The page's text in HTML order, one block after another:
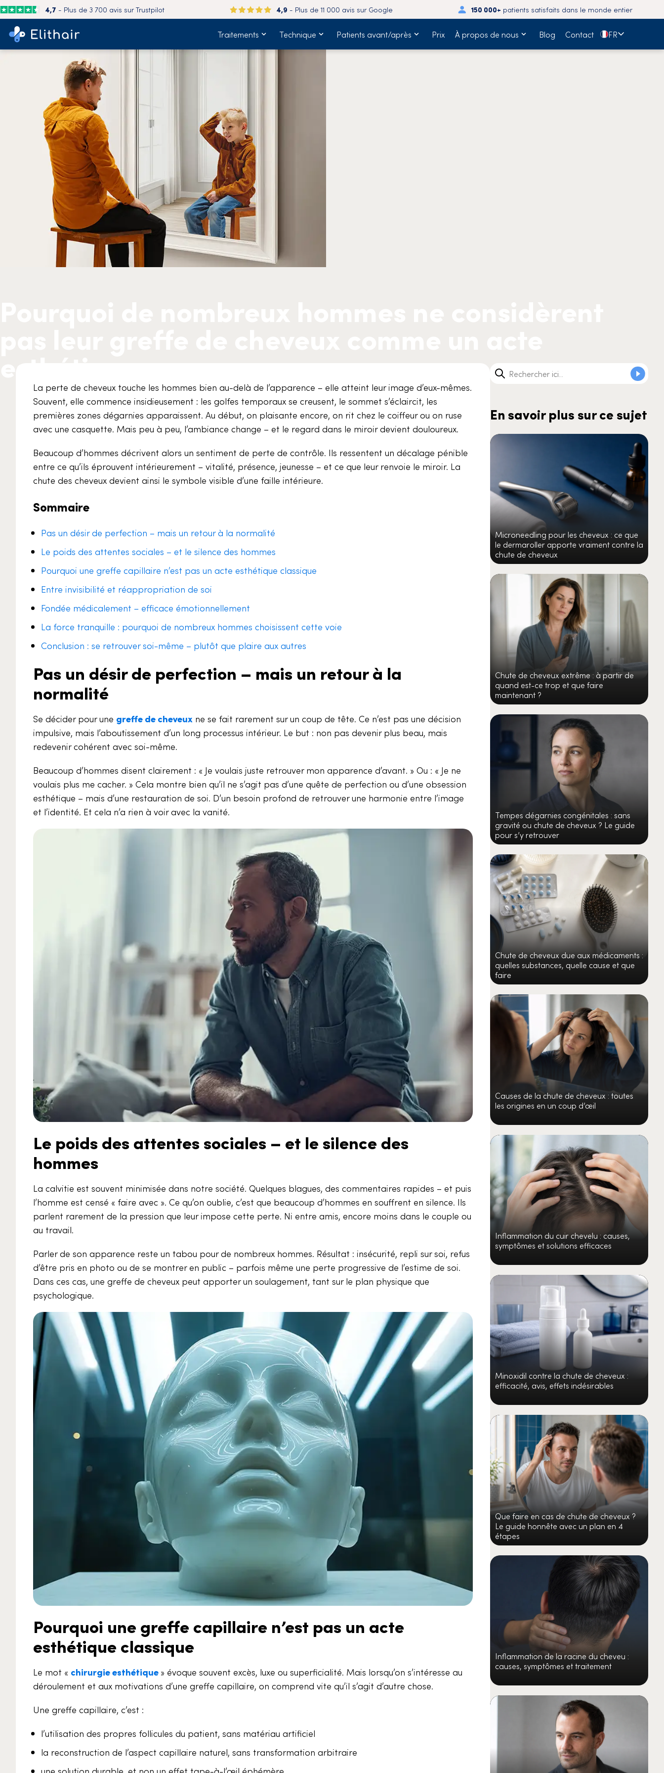
4,7 - Plus de 3 700 avis sur Trustpilot 4,9 - Plus de 11 000 avis sur Google 150 000+ patients satisfaits dans le monde entier
Traitements Technique Patients avant/après Prix À propos de nous Blog Contact 🇫🇷FR
La perte de cheveux touche les hommes bien au-delà de l’apparence – elle atteint leur image d’eux-mêmes.
Souvent, elle commence insidieusement : les golfes temporaux se creusent, le sommet s’éclaircit, les
premières zones dégarnies apparaissent. Au début, on plaisante encore, on rit chez le coiffeur ou on ruse
avec une casquette. Mais peu à peu, l’ambiance change – et le regard dans le miroir devient douloureux.
Beaucoup d’hommes décrivent alors un sentiment de perte de contrôle. Ils ressentent un décalage pénible
entre ce qu’ils éprouvent intérieurement – vitalité, présence, jeunesse – et ce que leur renvoie le miroir. La
chute des cheveux devient ainsi le symbole visible d’une faille intérieure.
Sommaire
Pas un désir de perfection – mais un retour à la normalité
Le poids des attentes sociales – et le silence des hommes
Pourquoi une greffe capillaire n’est pas un acte esthétique classique
Entre invisibilité et réappropriation de soi
Fondée médicalement – efficace émotionnellement
La force tranquille : pourquoi de nombreux hommes choisissent cette voie
Conclusion : se retrouver soi-même – plutôt que plaire aux autres
Pas un désir de perfection – mais un retour à la
normalité
Se décider pour une greffe de cheveux ne se fait rarement sur un coup de tête. Ce n’est pas une décision
impulsive, mais l’aboutissement d’un long processus intérieur. Le but : non pas devenir plus beau, mais
redevenir cohérent avec soi-même.
Beaucoup d’hommes disent clairement : « Je voulais juste retrouver mon apparence d’avant. » Ou : « Je ne
voulais plus me cacher. » Cela montre bien qu’il ne s’agit pas d’une quête de perfection ou d’une obsession
esthétique – mais d’une restauration de soi. D’un besoin profond de retrouver une harmonie entre l’image
et l’identité. Et cela n’a rien à voir avec la vanité.
Le poids des attentes sociales – et le silence des
hommes
La calvitie est souvent minimisée dans notre société. Quelques blagues, des commentaires rapides – et puis
l’homme est censé « faire avec ». Ce qu’on oublie, c’est que beaucoup d’hommes en souffrent en silence. Ils
parlent rarement de la pression que leur impose cette perte. Ni entre amis, encore moins dans le couple ou
au travail.
Parler de son apparence reste un tabou pour de nombreux hommes. Résultat : insécurité, repli sur soi, refus
d’être pris en photo ou de se montrer en public – parfois même une perte progressive de l’estime de soi.
Dans ces cas, une greffe de cheveux peut apporter un soulagement, tant sur le plan physique que
psychologique.
Pourquoi une greffe capillaire n’est pas un acte
esthétique classique
Le mot « chirurgie esthétique » évoque souvent excès, luxe ou superficialité. Mais lorsqu’on s’intéresse au
déroulement et aux motivations d’une greffe capillaire, on comprend vite qu’il s’agit d’autre chose.
Une greffe capillaire, c’est :
l’utilisation des propres follicules du patient, sans matériau artificiel
la reconstruction de l’aspect capillaire naturel, sans transformation arbitraire
En savoir plus sur ce sujet
Microneedling pour les cheveux : ce que
le dermaroller apporte vraiment contre la
chute de cheveux
Chute de cheveux extrême : à partir de
quand est-ce trop et que faire
maintenant ?
Tempes dégarnies congénitales : sans
gravité ou chute de cheveux ? Le guide
pour s’y retrouver
Chute de cheveux due aux médicaments :
quelles substances, quelle cause et que
faire
Causes de la chute de cheveux : toutes
les origines en un coup d’œil
Inflammation du cuir chevelu : causes,
symptômes et solutions efficaces
Minoxidil contre la chute de cheveux :
efficacité, avis, effets indésirables
Que faire en cas de chute de cheveux ?
Le guide honnête avec un plan en 4
étapes
Inflammation de la racine du cheveu :
causes, symptômes et traitement